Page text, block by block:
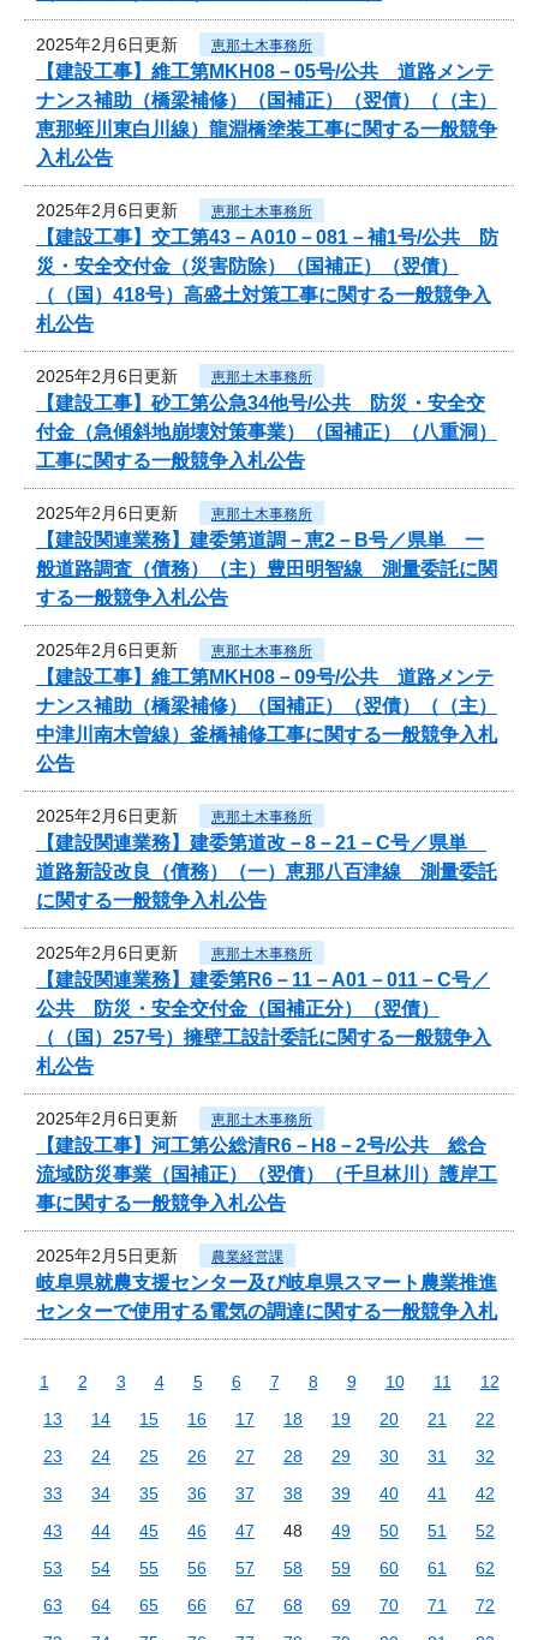
2025年2月6日更新 恵那土木事務所
【建設工事】維工第MKH08－05号/公共 道路メンテ
ナンス補助（橋梁補修）（国補正）（翌債）（（主）
恵那蛭川東白川線）龍淵橋塗装工事に関する一般競争
入札公告
2025年2月6日更新 恵那土木事務所
【建設工事】交工第43－A010－081－補1号/公共 防
災・安全交付金（災害防除）（国補正）（翌債）
（（国）418号）高盛土対策工事に関する一般競争入
札公告
2025年2月6日更新 恵那土木事務所
【建設工事】砂工第公急34他号/公共 防災・安全交
付金（急傾斜地崩壊対策事業）（国補正）（八重洞）
工事に関する一般競争入札公告
2025年2月6日更新 恵那土木事務所
【建設関連業務】建委第道調－恵2－B号／県単 一
般道路調査（債務）（主）豊田明智線 測量委託に関
する一般競争入札公告
2025年2月6日更新 恵那土木事務所
【建設工事】維工第MKH08－09号/公共 道路メンテ
ナンス補助（橋梁補修）（国補正）（翌債）（（主）
中津川南木曽線）釜橋補修工事に関する一般競争入札
公告
2025年2月6日更新 恵那土木事務所
【建設関連業務】建委第道改－8－21－C号／県単
道路新設改良（債務）（一）恵那八百津線 測量委託
に関する一般競争入札公告
2025年2月6日更新 恵那土木事務所
【建設関連業務】建委第R6－11－A01－011－C号／
公共 防災・安全交付金（国補正分）（翌債）
（（国）257号）擁壁工設計委託に関する一般競争入
札公告
2025年2月6日更新 恵那土木事務所
【建設工事】河工第公総清R6－H8－2号/公共 総合
流域防災事業（国補正）（翌債）（千旦林川）護岸工
事に関する一般競争入札公告
2025年2月5日更新 農業経営課
岐阜県就農支援センター及び岐阜県スマート農業推進
センターで使用する電気の調達に関する一般競争入札
1 2 3 4 5 6 7 8 9 10 11
12
13
14 15 16 17 18 19 20 21
22
23
24 25 26 27 28 29 30 31
32
33
34 35 36 37 38 39 40 41
42
43
44 45 46 47 48 49 50 51
52
53
54 55 56 57 58 59 60 61
62
63
64 65 66 67 68 69 70 71
72